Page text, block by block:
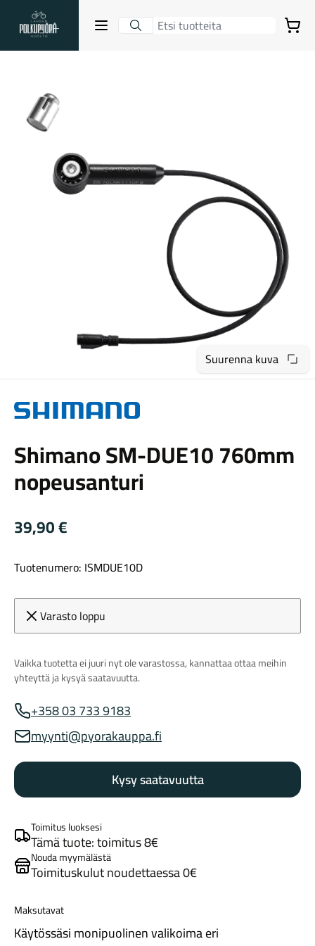
Lahden Polkupyörähuolto - etusivulle
Avaa sulje valikko
Suositut osastot
Maastosähköpyörät
Kaupunkisähköpyörät
Tarvikkeet
Renkaat
Ostoskori
Suurenna kuva
Shimano SM-DUE10 760mm
nopeusanturi
39,90€
Tuotenumero: ISMDUE10D
Varasto loppu
Vaikka tuotetta ei juuri nyt ole varastossa, kannattaa ottaa meihin
yhteyttä ja kysyä saatavuutta.
Myynnin puhelinnumero
+358 03 733 9183
Myynnin sähköposti
myynti@pyorakauppa.fi
Kysy saatavuutta
Toimitus luoksesi
Tämä tuote: toimitus 8€
Nouda myymälästä
Toimituskulut noudettaessa 0€
Maksutavat
Käytössäsi monipuolinen valikoima eri